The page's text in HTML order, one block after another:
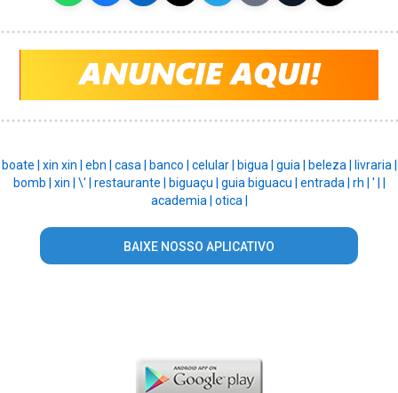
boate | xin xin | ebn | casa | banco | celular | bigua | guia | beleza | livraria |
bomb | xin | \' | restaurante | biguaçu | guia biguacu | entrada | rh | ' | |
academia | otica |
BAIXE NOSSO APLICATIVO